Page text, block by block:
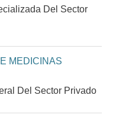
Del Sector
MEDICINAS
Del Sector Privado